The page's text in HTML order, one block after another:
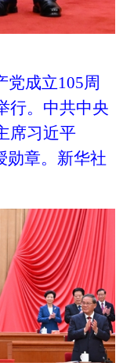
党成立105周
行。中共中央
席习近平
勋章。新华社